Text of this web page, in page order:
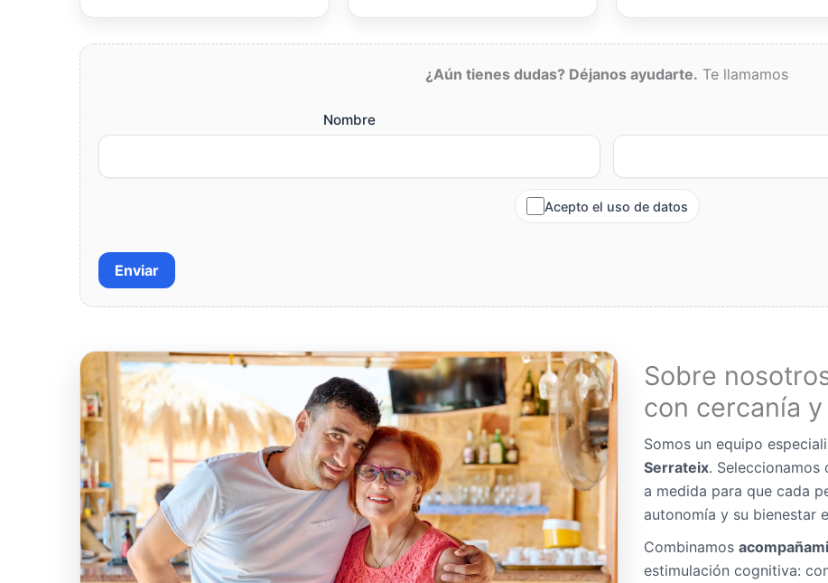
¿Aún tienes dudas? Déjanos ayudarte. Te llamamos
Nombre
Acepto el uso de datos
Enviar
Sobre
con cercanía
Somos un equipo
Serrateix. Seleccionamos
a medida para que cada
autonomía y su bienestar
Combinamos
estimulación cognitiva: